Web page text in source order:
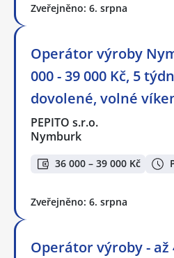
Zveřejněno: 6. srpna
Operátor výroby
000 - 39 000 Kč, 5
dovolené, volné
PEPITO s.r.o.
Nymburk
36 000 – 39 000 Kč
Zveřejněno: 6. srpna
Operátor výroby - až